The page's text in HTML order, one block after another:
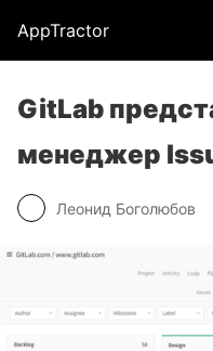
AppTractor
GitLab
менеджер
Леонид Боголюбов